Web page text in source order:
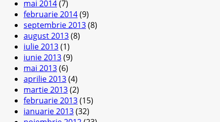
mai 2014(7)
februarie 2014(9)
septembrie 2013(8)
august 2013(8)
iulie 2013(1)
iunie 2013(9)
mai 2013(6)
aprilie 2013(4)
martie 2013(2)
februarie 2013(15)
ianuarie 2013(32)